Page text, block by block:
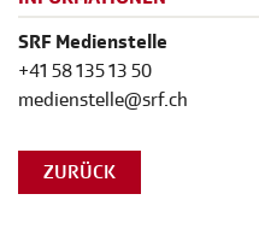
SRF Medienstelle
+41 58 135 13 50
medienstelle@srf.ch
ZURÜCK